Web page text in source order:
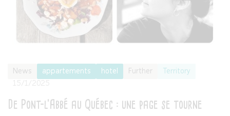
News appartements hotel Further
Territory
De Pont-l’Abbé au Québec : une page se tourne